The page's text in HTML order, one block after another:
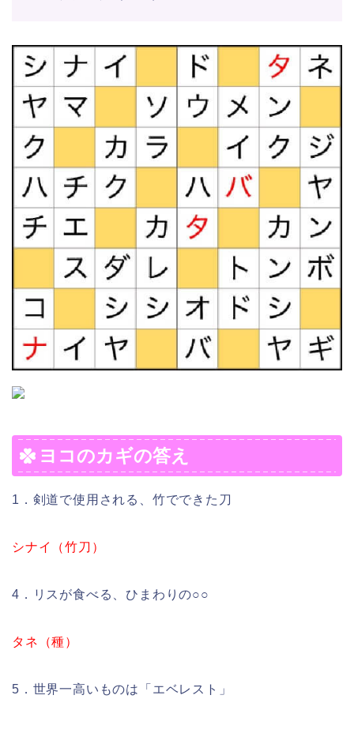
ヨコのカギの答え
1．剣道で使用される、竹でできた刀
シナイ（竹刀）
4．リスが食べる、ひまわりの○○
タネ（種）
5．世界一高いものは「エベレスト」